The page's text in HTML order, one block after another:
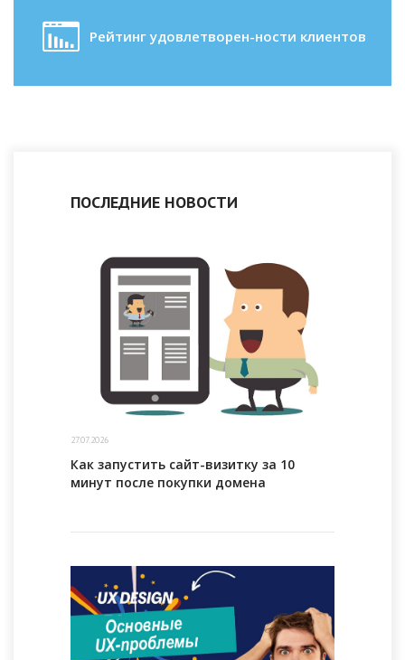
Рейтинг удовлетворен-ности клиентов
ПОСЛЕДНИЕ НОВОСТИ
27.07.2026
Как запустить сайт-визитку за 10
минут после покупки домена